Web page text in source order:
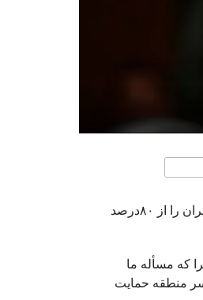
استیون منوچین، وزیر خزانه‌داری آمریکا اعلام کرد: ایالات متحده در تلاش است تحریم‌ها علیه رژیم ایران را از ۸۰درصد
که مسأله ما
منطقه حمایت